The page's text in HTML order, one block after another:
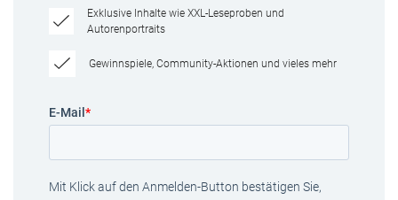
Exklusive Inhalte wie XXL-Leseproben und
Autorenportraits
Gewinnspiele, Community-Aktionen und vieles mehr
E-Mail *
Mit Klick auf den Anmelden-Button bestätigen Sie,